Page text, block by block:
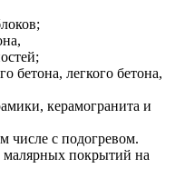
бетона, легкого бетона,
керамогранита и
числе с подогревом.
покрытий на